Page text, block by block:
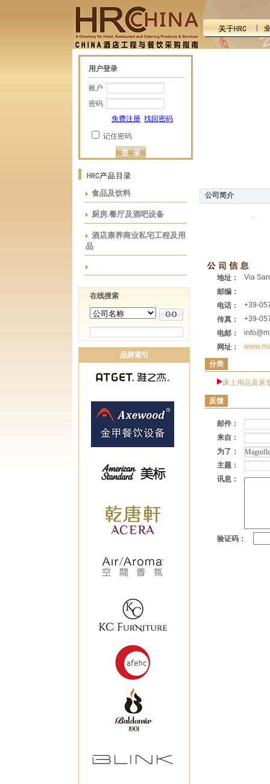
用户登录
账户
密码
免费注册 找回密码
记住密码
食品及饮料
厨房.餐厅及酒吧设备
酒店康养商业私宅工程及用
品
在线搜索
品牌索引
公司简介
地址：
Via
邮编：
电话：
+39-
传真：
+39-
电邮：
网址：
分类
床上用品及床
反馈
邮件：
来自：
为了：
主题：
讯息：
验证码：